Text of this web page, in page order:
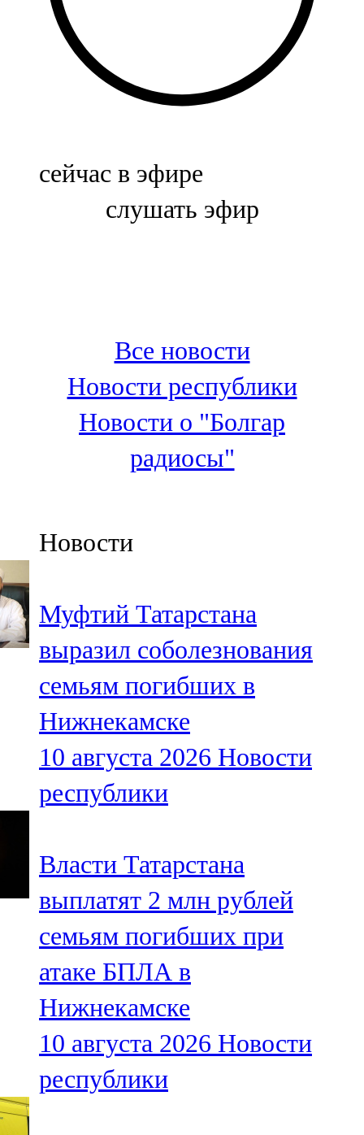
Баулы
107,5 FM
Биләр
Болгар
100,3 FM
Зәй
106,6 FM
Кадыбаш
105,2 FM
91,5 FM
106,1 FM
Кама тамагы
71,51 FM
Кукмара
107,9 FM
Лениногорский
Мамадыш
106,2 FM
Минзәлә
107,3 FM
Мөслим
100,0 FM
Нурлат
сейчас в эфире
слушать эфир
Все новости
Новости республики
Новости о "Болгар
радиосы"
Новости
Муфтий Татарстана
выразил соболезнования
семьям погибших в
Нижнекамске
10 августа 2026 Новости
республики
Власти Татарстана
выплатят 2 млн рублей
семьям погибших при
атаке БПЛА в
Нижнекамске
10 августа 2026 Новости
республики